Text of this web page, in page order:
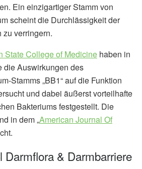
Ein einzigartiger Stamm von
scheint die Durchlässigkeit der
zu verringern.
State College of Medicine haben in
die Auswirkungen des
Stamms „BB1“ auf die Funktion
und dabei äußerst vorteilhafte
Bakteriums festgestellt. Die
in dem „American Journal Of
Darmflora & Darmbarriere